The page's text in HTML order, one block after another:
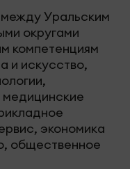
Уральским
округами
компетенциям
и искусство,
экономика
общественное